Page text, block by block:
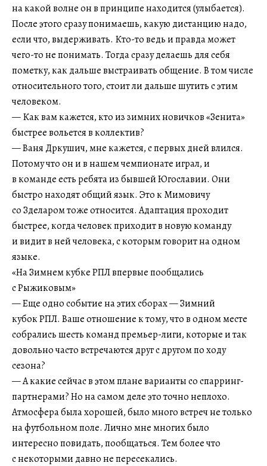
на какой волне он в принципе находится (улыбается).
После этого сразу понимаешь, какую дистанцию надо,
если что, выдерживать. Кто-то ведь и правда может
чего-то не понимать. Тогда сразу делаешь для себя
пометку, как дальше выстраивать общение. В том числе
относительного того, стоит ли дальше шутить с этим
человеком.
— Как вам кажется, кто из зимних новичков «Зенита»
быстрее вольется в коллектив?
— Ваня Дркушич, мне кажется, с первых дней влился.
Потому что он и в нашем чемпионате играл, и
в команде есть ребята из бывшей Югославии. Они
быстро находят общий язык. Это к Мимовичу
со Зделаром тоже относится. Адаптация проходит
быстрее, когда человек приходит в новую команду
и видит в ней человека, с которым говорит на одном
языке.
«На Зимнем кубке РПЛ впервые пообщались
с Рыжиковым»
— Еще одно событие на этих сборах — Зимний
кубок РПЛ. Ваше отношение к тому, что в одном месте
собрались шесть команд премьер-лиги, которые и так
довольно часто встречаются друг с другом по ходу
сезона?
— А какие сейчас в этом плане варианты со спарринг-
партнерами? Но на самом деле это точно неплохо.
Атмосфера была хорошей, было много встреч не только
на футбольном поле. Лично мне многих было
интересно повидать, пообщаться. Тем более что
с некоторыми давно не пересекались.